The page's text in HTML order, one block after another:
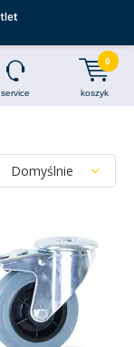
service koszyk
0